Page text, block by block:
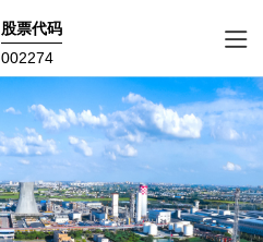
股票代码
002274